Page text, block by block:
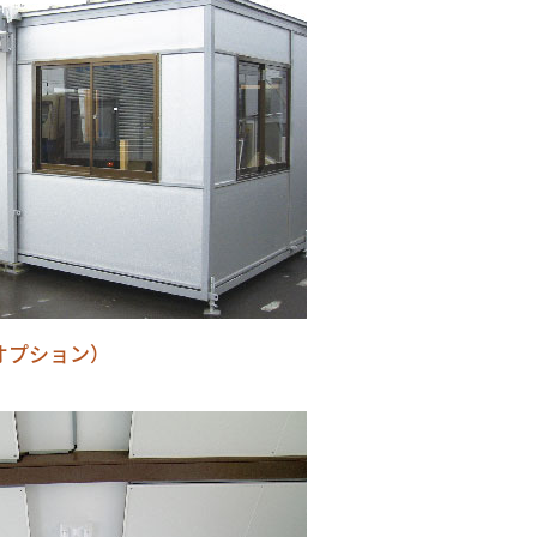
ション）